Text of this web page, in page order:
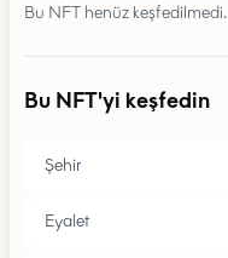
Bu NFT henüz keşfedilmedi.
Bu NFT'yi keşfedin
Şehir
Eyalet